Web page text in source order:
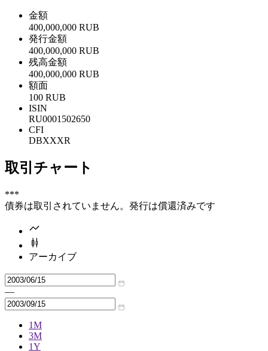
金額
400,000,000 RUB
発行金額
400,000,000 RUB
残高金額
400,000,000 RUB
額面
100 RUB
ISIN
RU0001502650
CFI
DBXXXR
取引チャート
***
債券は取引されていません。発行は償還済みです
アーカイブ
—
1M
3M
1Y